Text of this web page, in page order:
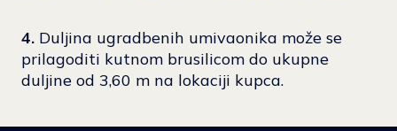
4. Duljina ugradbenih umivaonika može se
prilagoditi kutnom brusilicom do ukupne
duljine od 3,60 m na lokaciji kupca.